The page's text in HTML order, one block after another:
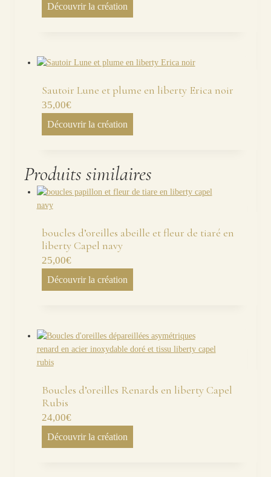
Découvrir la création
Sautoir Lune et plume en liberty Erica noir
35,00€
Découvrir la création
Produits similaires
boucles d’oreilles abeille et fleur de tiaré en
liberty Capel navy
25,00€
Découvrir la création
Boucles d’oreilles Renards en liberty Capel
Rubis
24,00€
Découvrir la création